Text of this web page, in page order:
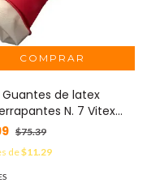
Guantes de latex
N. 7 Vitex
MOD: GUA0009GV
$75.39
de$11.29